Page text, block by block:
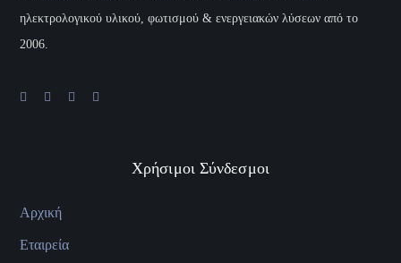
ηλεκτρολογικού υλικού, φωτισμού & ενεργειακών λύσεων από το
2006.
Χρήσιμοι Σύνδεσμοι
Αρχική
Εταιρεία